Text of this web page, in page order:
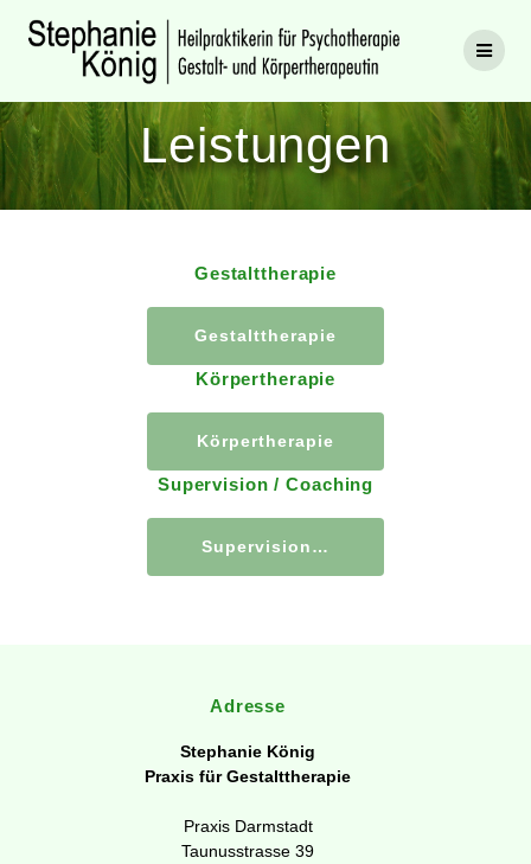
Inhalt
springen
Leistungen
Gestalttherapie
Gestalttherapie
Körpertherapie
Körpertherapie
Supervision / Coaching
Supervision…
Adresse
Stephanie König
Praxis für Gestalttherapie
Praxis Darmstadt
Taunusstrasse 39